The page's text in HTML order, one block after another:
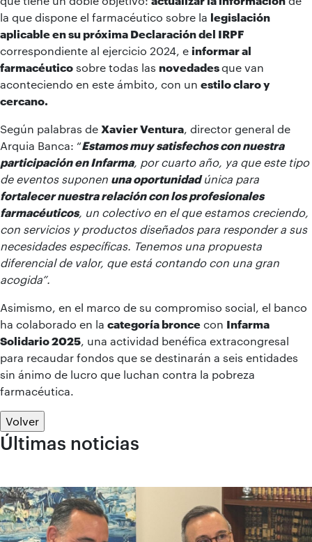
la que dispone el farmacéutico sobre la legislación
aplicable en su próxima Declaración del IRPF
correspondiente al ejercicio 2024, e informar al
farmacéutico sobre todas las novedadesque van
aconteciendo en este ámbito, con un estilo claro y
cercano.
Según palabras de Xavier Ventura , director general de
Arquia Banca: “Estamos muy satisfechos con nuestra
participación en Infarma, por cuarto año, ya que este tipo
de eventos suponen una oportunidadúnica para
fortalecer nuestra relación con los profesionales
farmacéuticos, un colectivo en el que estamos creciendo,
con servicios y productos diseñados para responder a sus
necesidades específicas. Tenemos una propuesta
diferencial de valor, que está contando con una gran
acogida”.
Asimismo, en el marco de su compromiso social, el banco
ha colaborado en la categoría bronce con Infarma
Solidario 2025 , una actividad benéfica extracongresal
para recaudar fondos que se destinarán a seis entidades
sin ánimo de lucro que luchan contra la pobreza
farmacéutica.
Volver
Últimas noticias